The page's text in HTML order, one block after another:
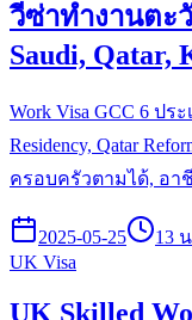
วีซ่าทำงานตะ
Saudi, Qatar,
Work Visa GCC 6 ปร
Residency, Qatar
ครอบครัวตามได้, อ
2025-05-25
13
UK Visa
UK Skilled